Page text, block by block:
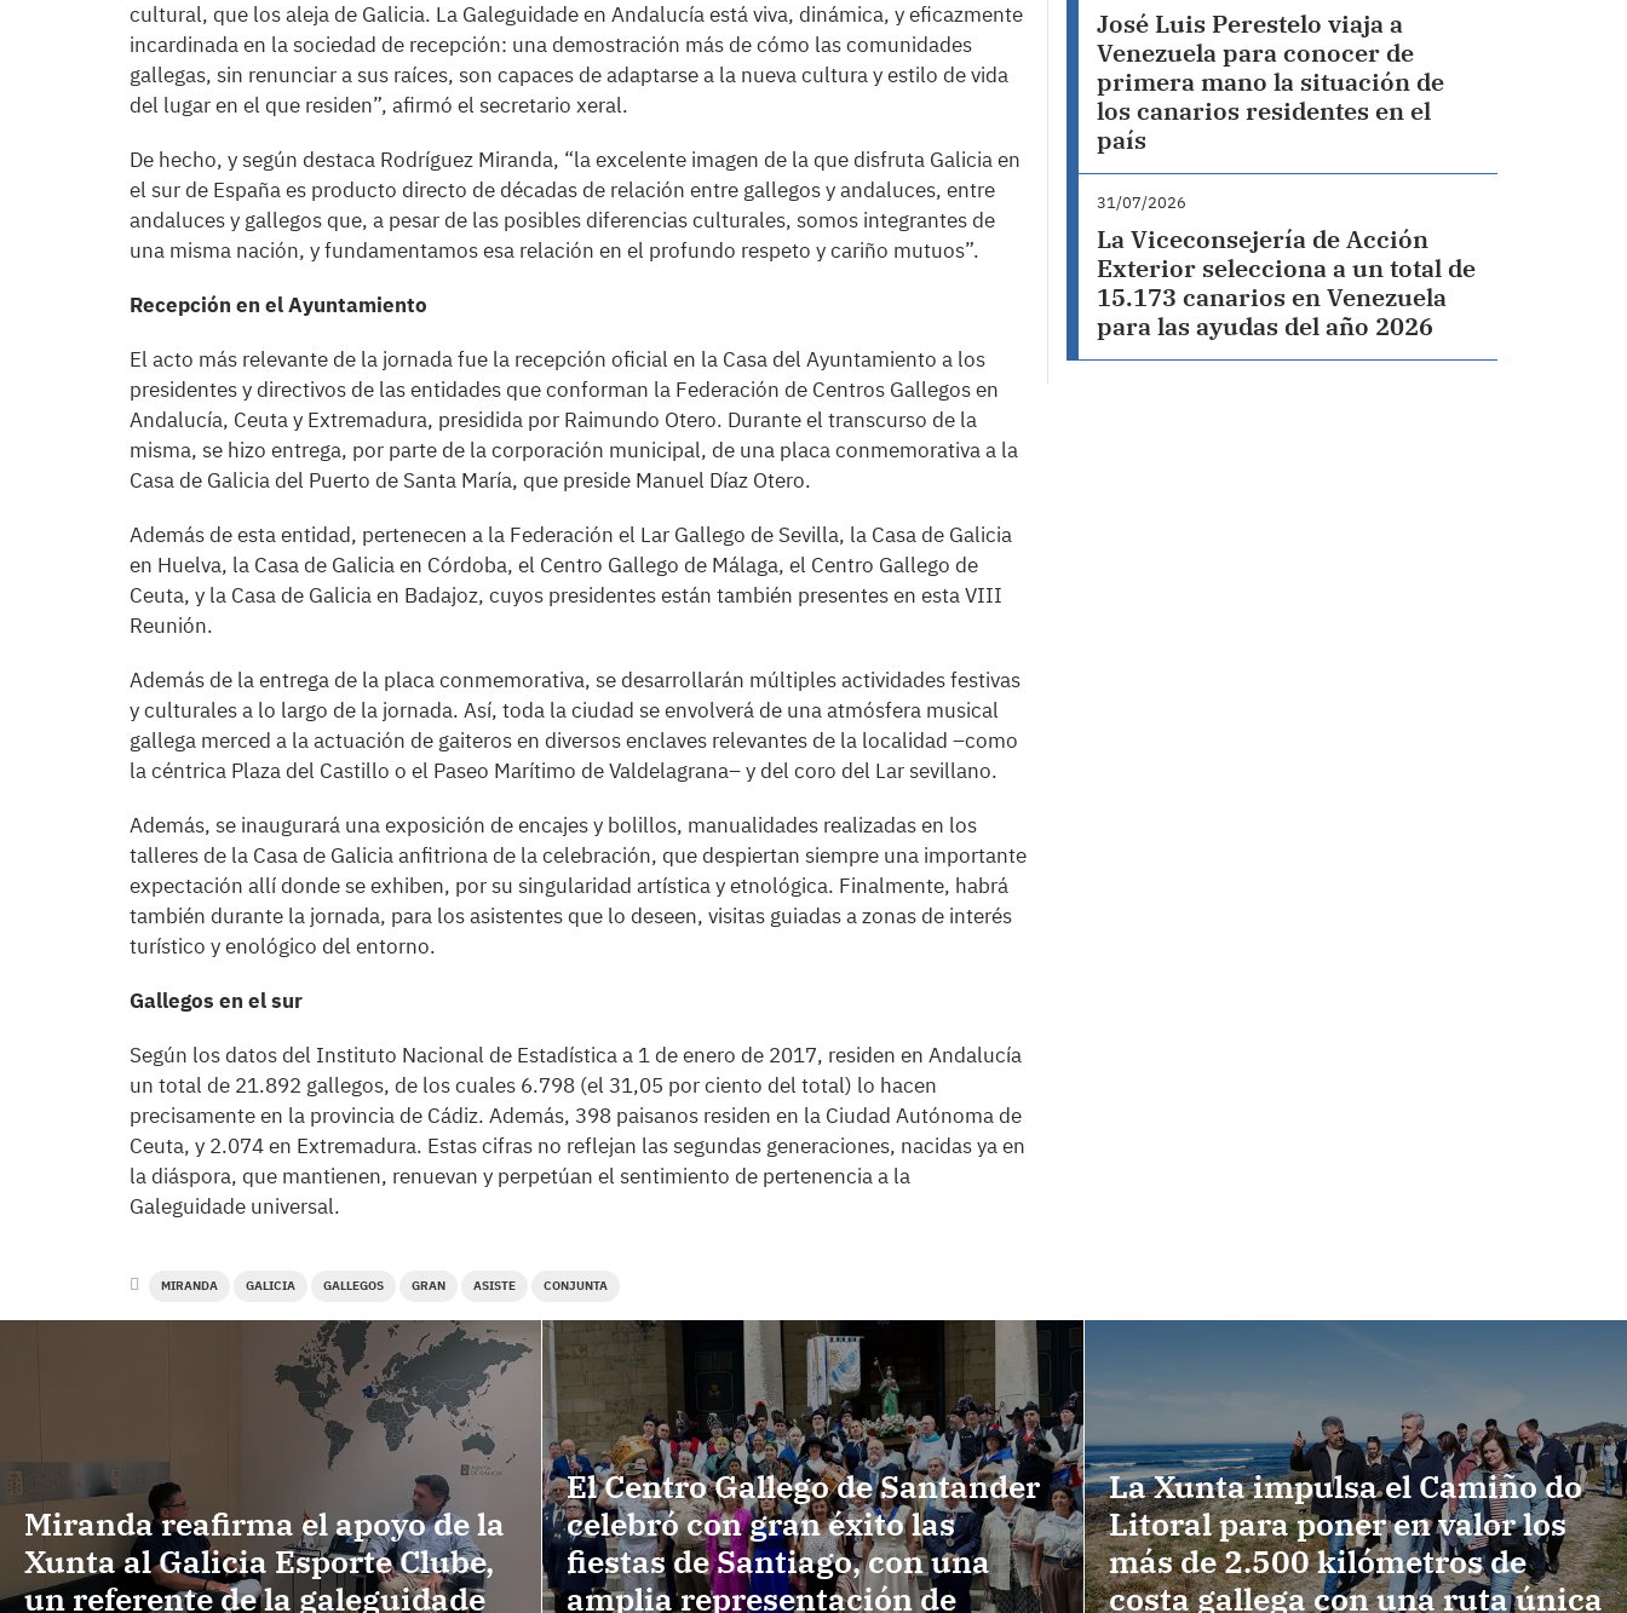
cultural, que los aleja de Galicia. La Galeguidade en Andalucía está viva, dinámica, y eficazmente
incardinada en la sociedad de recepción: una demostración más de cómo las comunidades
gallegas, sin renunciar a sus raíces, son capaces de adaptarse a la nueva cultura y estilo de vida
del lugar en el que residen”, afirmó el secretario xeral.
De hecho, y según destaca Rodríguez Miranda, “la excelente imagen de la que disfruta Galicia en
el sur de España es producto directo de décadas de relación entre gallegos y andaluces, entre
andaluces y gallegos que, a pesar de las posibles diferencias culturales, somos integrantes de
una misma nación, y fundamentamos esa relación en el profundo respeto y cariño mutuos”.
Recepción en el Ayuntamiento
El acto más relevante de la jornada fue la recepción oficial en la Casa del Ayuntamiento a los
presidentes y directivos de las entidades que conforman la Federación de Centros Gallegos en
Andalucía, Ceuta y Extremadura, presidida por Raimundo Otero. Durante el transcurso de la
misma, se hizo entrega, por parte de la corporación municipal, de una placa conmemorativa a la
Casa de Galicia del Puerto de Santa María, que preside Manuel Díaz Otero.
Además de esta entidad, pertenecen a la Federación el Lar Gallego de Sevilla, la Casa de Galicia
en Huelva, la Casa de Galicia en Córdoba, el Centro Gallego de Málaga, el Centro Gallego de
Ceuta, y la Casa de Galicia en Badajoz, cuyos presidentes están también presentes en esta VIII
Reunión.
Además de la entrega de la placa conmemorativa, se desarrollarán múltiples actividades festivas
y culturales a lo largo de la jornada. Así, toda la ciudad se envolverá de una atmósfera musical
gallega merced a la actuación de gaiteros en diversos enclaves relevantes de la localidad –como
la céntrica Plaza del Castillo o el Paseo Marítimo de Valdelagrana– y del coro del Lar sevillano.
Además, se inaugurará una exposición de encajes y bolillos, manualidades realizadas en los
talleres de la Casa de Galicia anfitriona de la celebración, que despiertan siempre una importante
expectación allí donde se exhiben, por su singularidad artística y etnológica. Finalmente, habrá
también durante la jornada, para los asistentes que lo deseen, visitas guiadas a zonas de interés
turístico y enológico del entorno.
Gallegos en el sur
Según los datos del Instituto Nacional de Estadística a 1 de enero de 2017, residen en Andalucía
un total de 21.892 gallegos, de los cuales 6.798 (el 31,05 por ciento del total) lo hacen
precisamente en la provincia de Cádiz. Además, 398 paisanos residen en la Ciudad Autónoma de
Ceuta, y 2.074 en Extremadura. Estas cifras no reflejan las segundas generaciones, nacidas ya en
la diáspora, que mantienen, renuevan y perpetúan el sentimiento de pertenencia a la
Galeguidade universal.
MIRANDA GALICIA GALLEGOS GRAN ASISTE CONJUNTA
José Luis Perestelo viaja a
Venezuela para conocer de
primera mano la situación de
los canarios residentes en el
país
31/07/2026
La Viceconsejería de Acción
Exterior selecciona a un total de
15.173 canarios en Venezuela
para las ayudas del año 2026
Miranda reafirma el apoyo de la
Xunta al Galicia Esporte Clube,
un referente de la galeguidade
El Centro Gallego de Santander
celebró con gran éxito las
fiestas de Santiago, con una
amplia representación de
La Xunta impulsa el Camiño do
Litoral para poner en valor los
más de 2.500 kilómetros de
costa gallega con una ruta única